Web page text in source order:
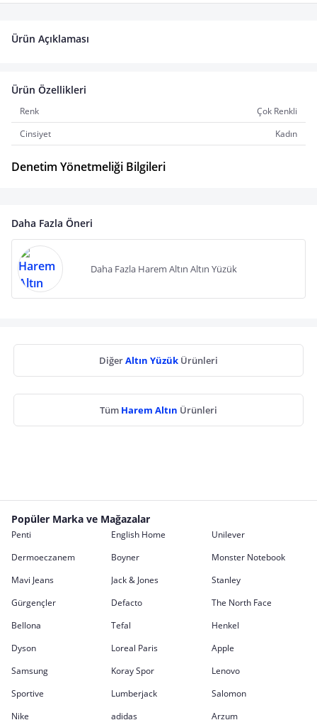
Ürün Açıklaması
Ürün Özellikleri
Renk
Çok Renkli
Cinsiyet
Kadın
Denetim Yönetmeliği Bilgileri
Daha Fazla Öneri
Daha Fazla Harem Altın Altın Yüzük
DiğerAltın Yüzük Ürünleri
Tüm Harem Altın Ürünleri
Popüler Marka ve Mağazalar
Penti English Home
Unilever
Dermoeczanem
Boyner
Monster Notebook
Mavi Jeans
Jack & Jones
Stanley
Gürgençler
Defacto
The North Face
Bellona
Tefal
Henkel
Dyson
Loreal Paris
Apple
Samsung
Koray Spor
Lenovo
Sportive
Lumberjack
Salomon
Nike
adidas Arzum